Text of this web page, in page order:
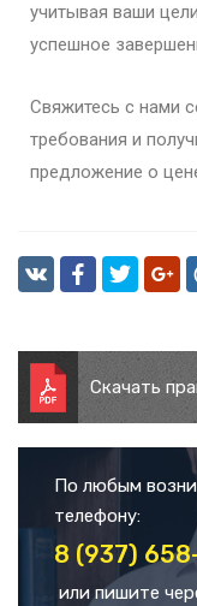
учитывая ваши
успешное
Свяжитесь с нами
требования и
предложение о
Скачать
По любым
телефону:
8 (937)
или пишите